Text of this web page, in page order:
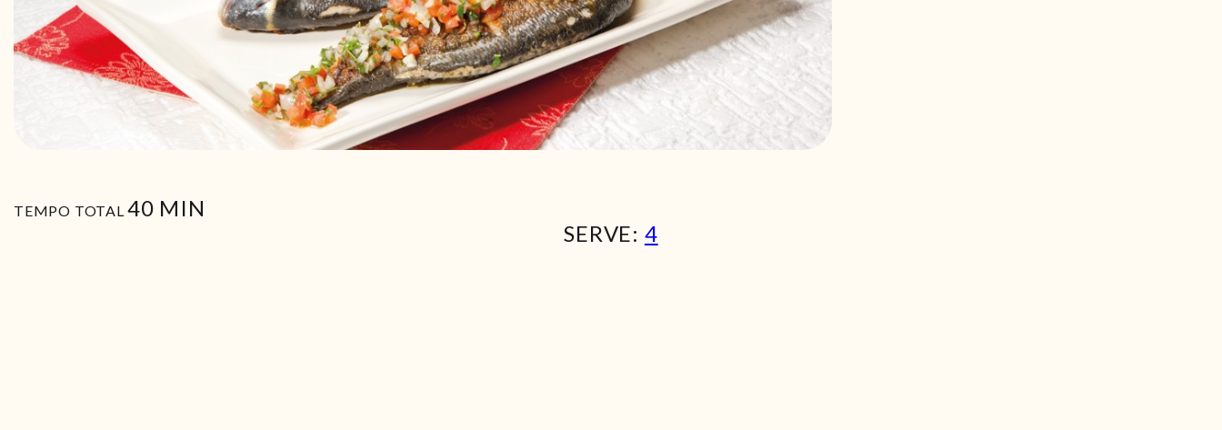
TEMPO TOTAL 40MIN
MIN
SERVE: 4